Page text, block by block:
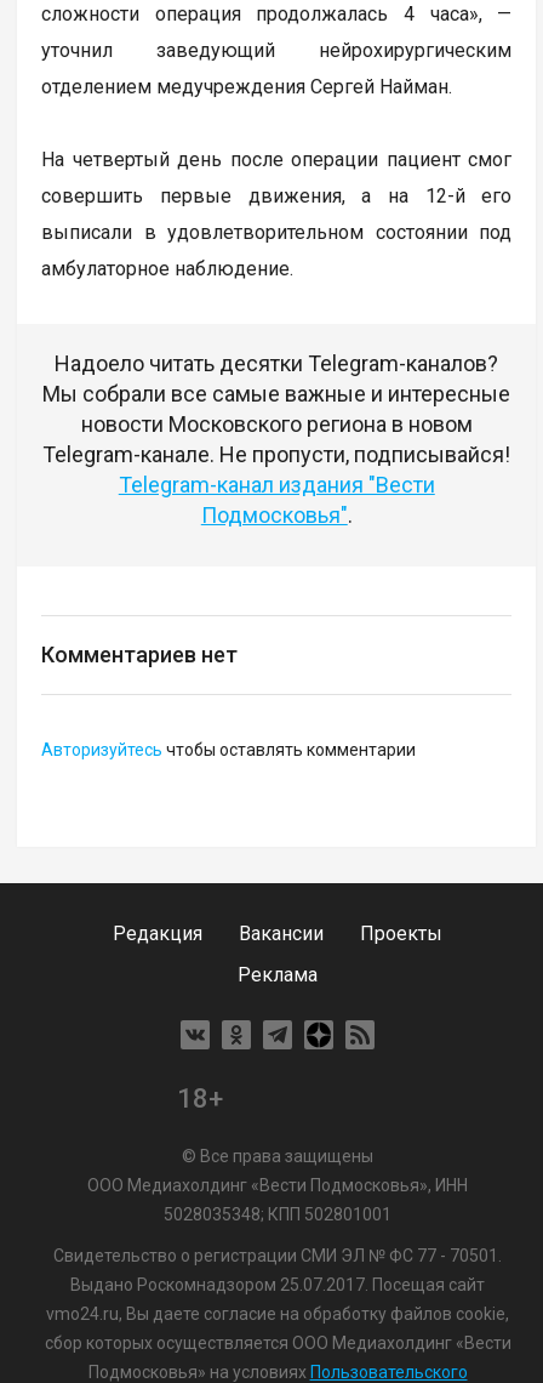
сложности операция продолжалась 4 часа», —
уточнил заведующий нейрохирургическим
отделением медучреждения Сергей Найман.
На четвертый день после операции пациент смог
совершить первые движения, а на 12-й его
выписали в удовлетворительном состоянии под
амбулаторное наблюдение.
Надоело читать десятки Telegram-каналов?
Мы собрали все самые важные и интересные
новости Московского региона в новом
Telegram-канале. Не пропусти, подписывайся!
Telegram-канал издания "Вести
Подмосковья".
Комментариев нет
Авторизуйтесь чтобы оставлять комментарии
Редакция Вакансии
Проекты
Реклама
18+
© Все права защищены
ООО Медиахолдинг «Вести Подмосковья», ИНН
5028035348; КПП 502801001
Свидетельство о регистрации СМИ ЭЛ № ФС 77 - 70501.
Выдано Роскомнадзором 25.07.2017. Посещая сайт
vmo24.ru, Вы даете согласие на обработку файлов cookie,
сбор которых осуществляется ООО Медиахолдинг «Вести
Подмосковья» на условиях Пользовательского